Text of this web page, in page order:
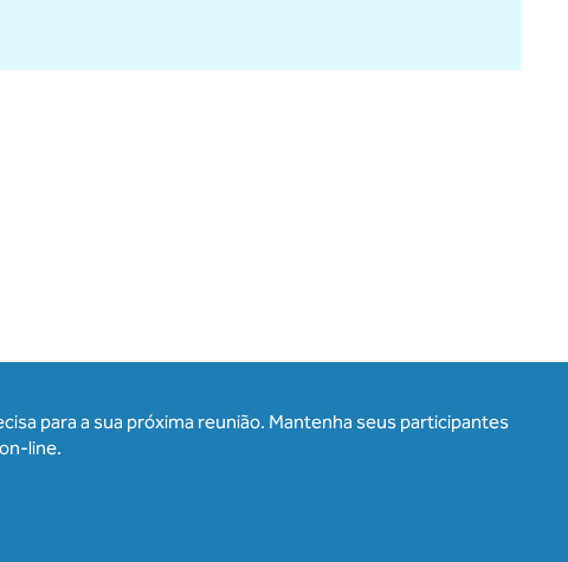
para a sua próxima reunião. Mantenha seus participantes
line.